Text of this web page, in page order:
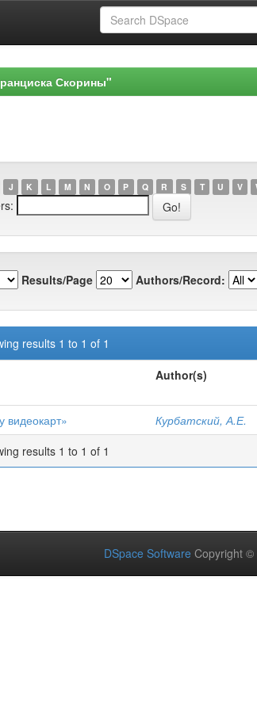
Скорины"
J K L M N O P Q R S T U V
Results/Page Authors/Record:
results 1 to 1 of 1
Author(s)
видеокарт»
Курбатский, А.Е.
results 1 to 1 of 1
DSpace Software Copyright ©